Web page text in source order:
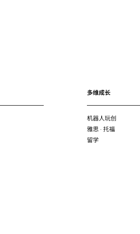
多维成长
机器人玩创
雅思 · 托福
留学